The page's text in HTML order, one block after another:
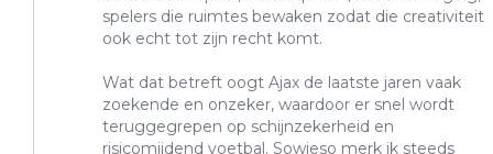
spelers die ruimtes bewaken zodat die creativiteit
ook echt tot zijn recht komt.
Wat dat betreft oogt Ajax de laatste jaren vaak
zoekende en onzeker, waardoor er snel wordt
teruggegrepen op schijnzekerheid en
risicomijdend voetbal. Sowieso merk ik steeds